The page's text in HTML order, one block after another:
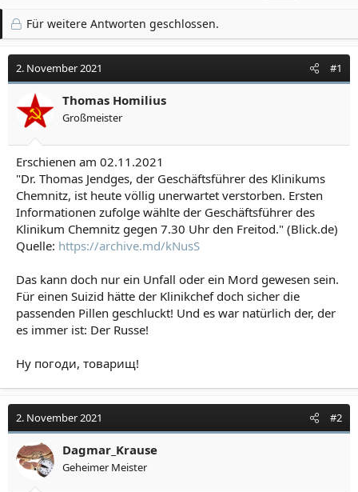
s
t
l
l
r
s
t
l
t
c
l
w
e
Für weitere Antworten geschlossen.
2. November 2021 #1
Thomas Homilius
Großmeister
Erschienen am 02.11.2021
"Dr. Thomas Jendges, der Geschäftsführer des Klinikums
Chemnitz, ist heute völlig unerwartet verstorben. Ersten
Informationen zufolge wählte der Geschäftsführer des
Klinikum Chemnitz gegen 7.30 Uhr den Freitod." (Blick.de)
Quelle: https://archive.md/kNusS
Das kann doch nur ein Unfall oder ein Mord gewesen sein.
Für einen Suizid hätte der Klinikchef doch sicher die
passenden Pillen geschluckt! Und es war natürlich der, der
es immer ist: Der Russe!
Ну погоди, товарищ!
2. November 2021 #2
Dagmar_Krause
Geheimer Meister